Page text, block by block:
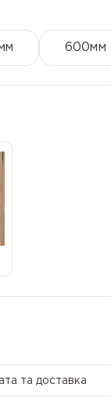
600мм
та доставка